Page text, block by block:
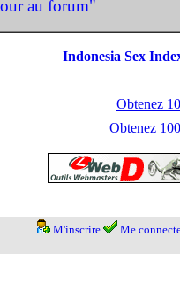
au forum"
Indonesia Sex
Obtenez
Obtenez
M'inscrire Me